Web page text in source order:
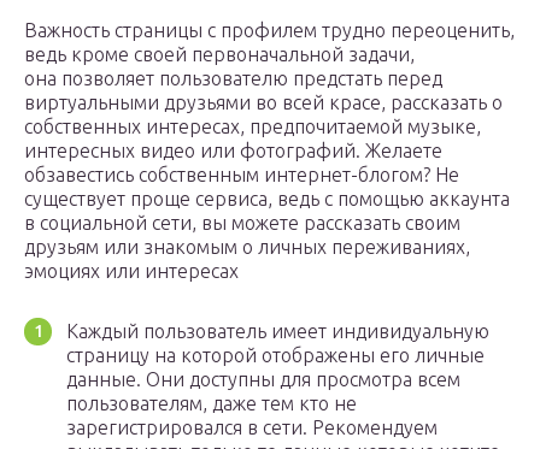
Важность страницы с профилем трудно переоценить,
ведь кроме своей первоначальной задачи,
она позволяет пользователю предстать перед
виртуальными друзьями во всей красе, рассказать о
собственных интересах, предпочитаемой музыке,
интересных видео или фотографий. Желаете
обзавестись собственным интернет-блогом? Не
существует проще сервиса, ведь с помощью аккаунта
в социальной сети, вы можете рассказать своим
друзьям или знакомым о личных переживаниях,
эмоциях или интересах
Каждый пользователь имеет индивидуальную
страницу на которой отображены его личные
данные. Они доступны для просмотра всем
пользователям, даже тем кто не
зарегистрировался в сети. Рекомендуем